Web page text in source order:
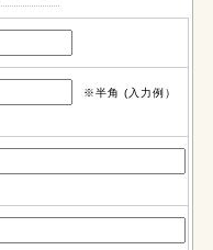
※半角 (入力例）